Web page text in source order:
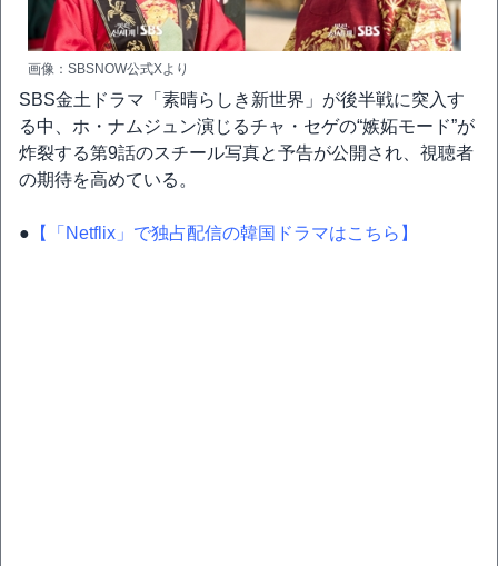
画像：SBSNOW公式Xより
SBS金土ドラマ「素晴らしき新世界」が後半戦に突入す
る中、ホ・ナムジュン演じるチャ・セゲの“嫉妬モード”が
炸裂する第9話のスチール写真と予告が公開され、視聴者
の期待を高めている。
● 【「Netflix」で独占配信の韓国ドラマはこちら】